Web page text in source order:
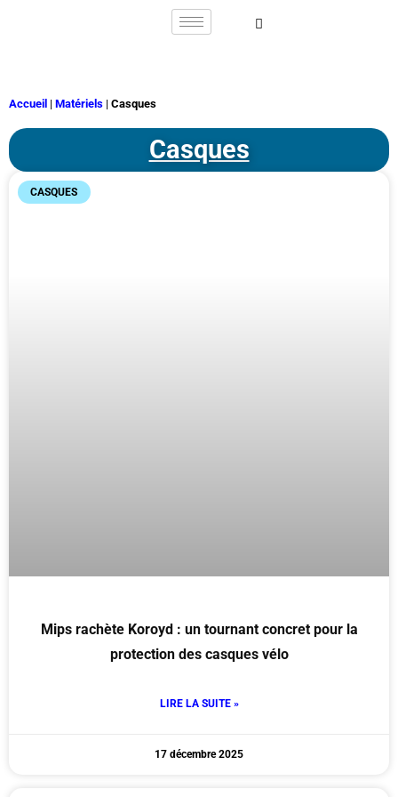
Accueil | Matériels | Casques
Casques
CASQUES
Mips rachète Koroyd : un tournant concret pour la
protection des casques vélo
LIRE LA SUITE »
17 décembre 2025